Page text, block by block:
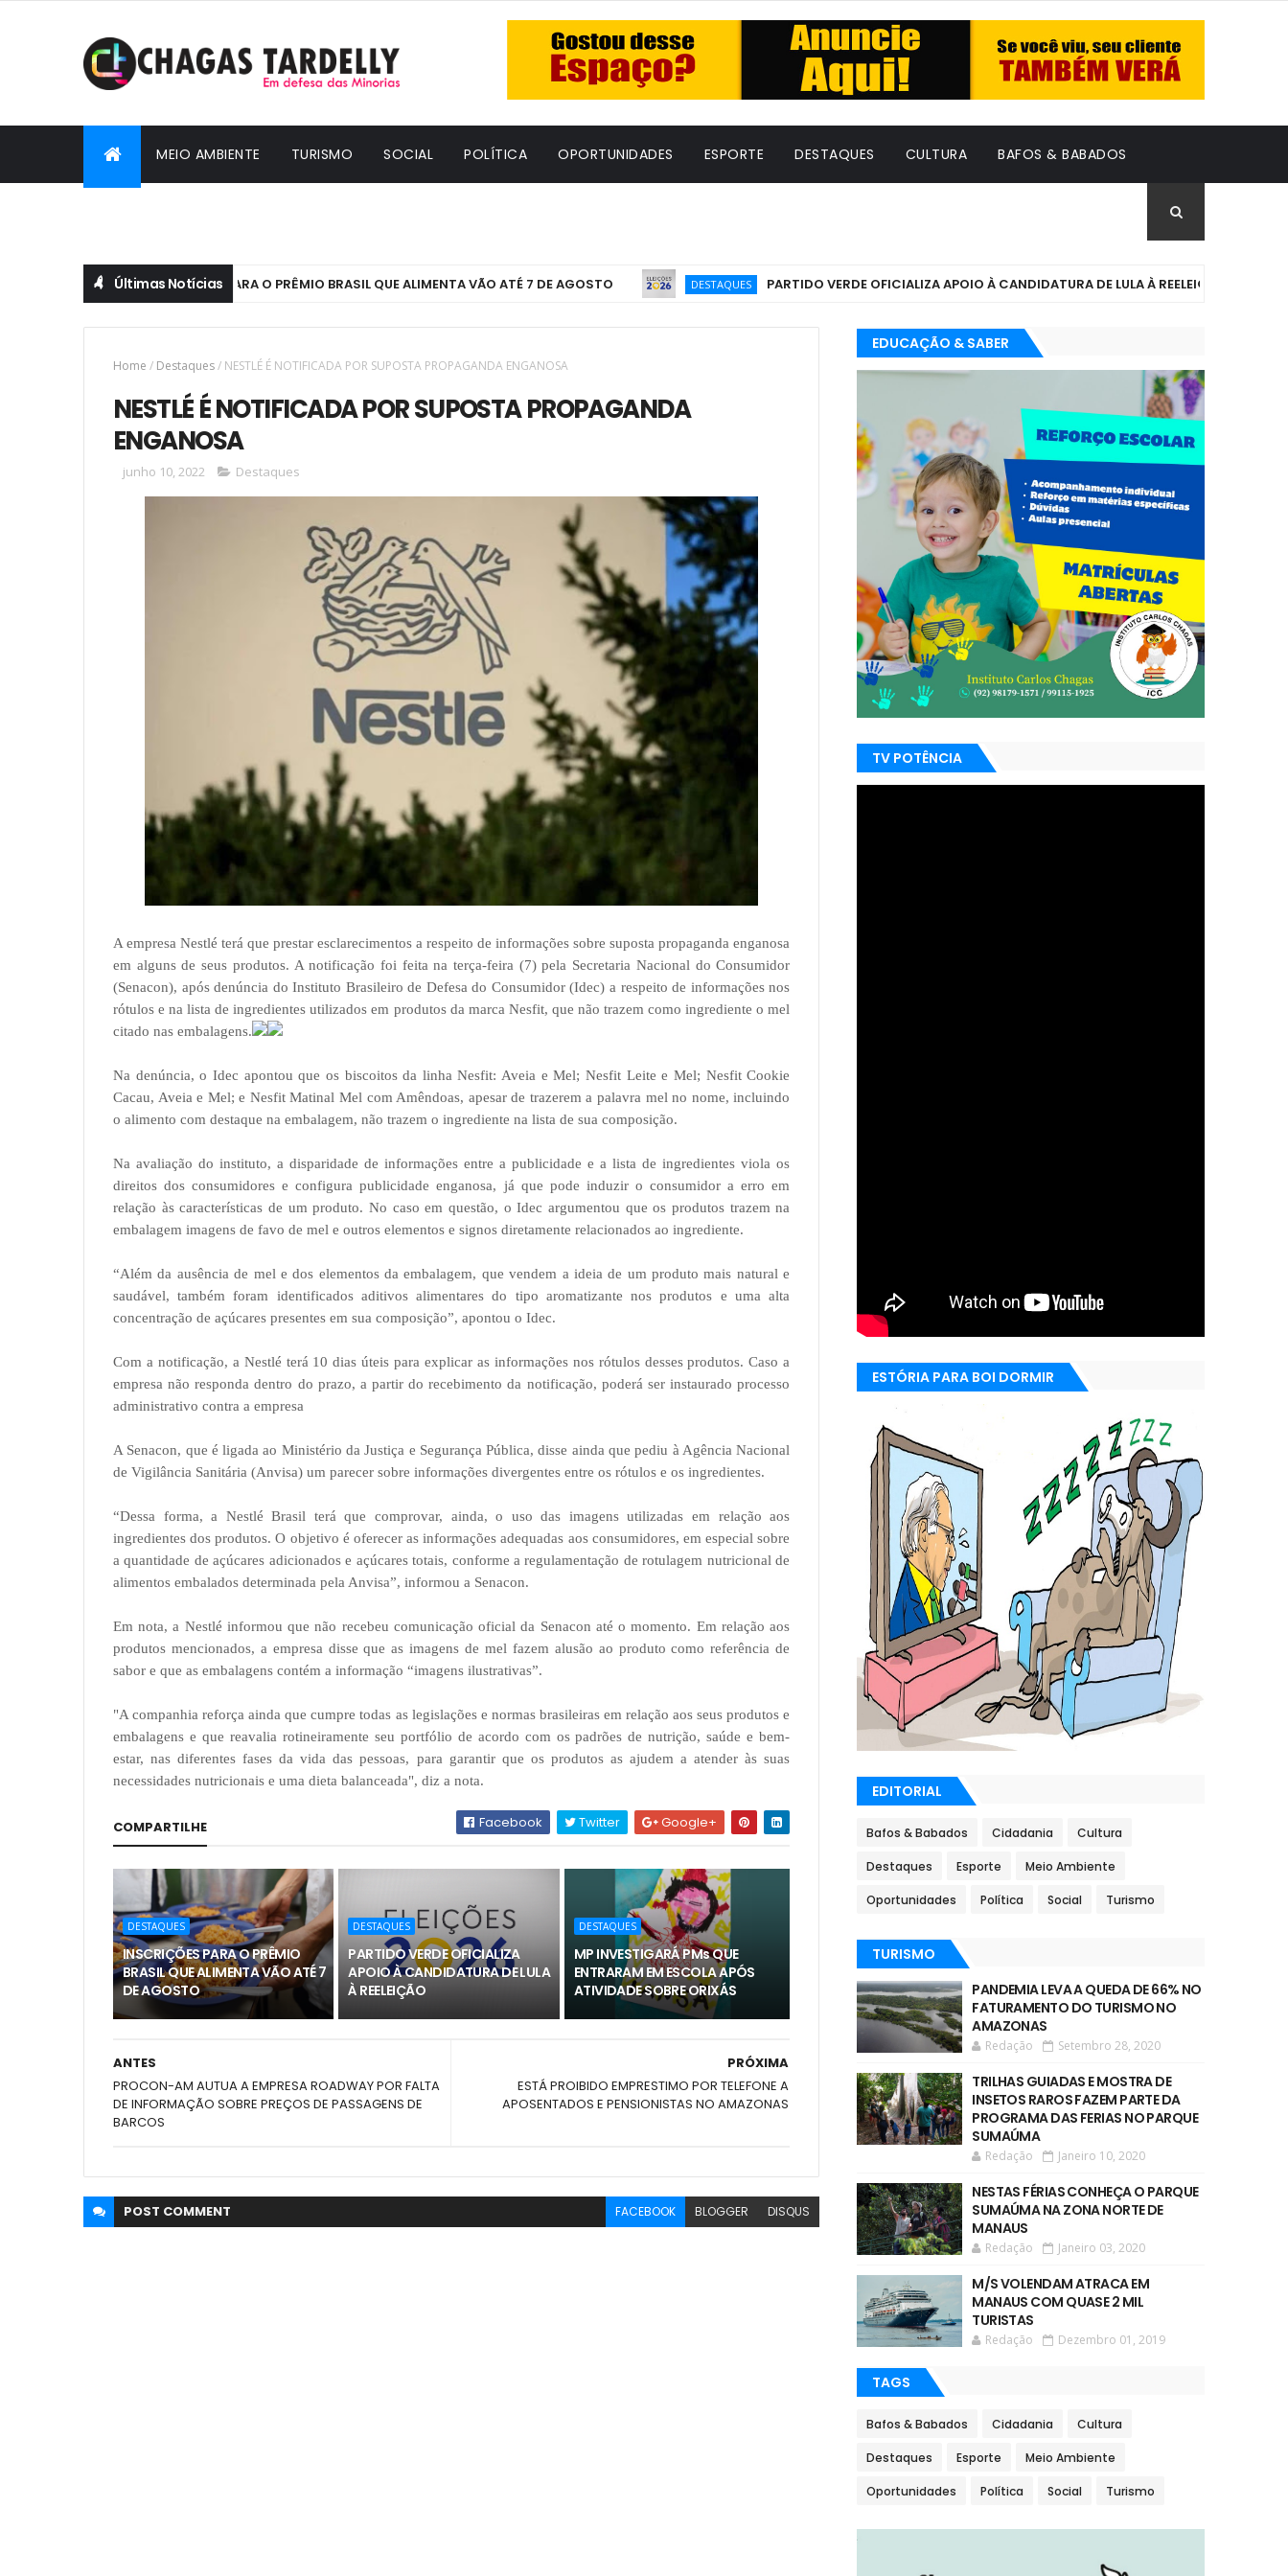
MEIO AMBIENTE TURISMO SOCIAL POLÍTICA OPORTUNIDADES ESPORTE DESTAQUES CULTURA BAFOS & BABADOS
Últimas Notícias
INSCRIÇÕES PARA O PRÊMIO BRASIL QUE ALIMENTA VÃO ATÉ 7 DE AGOSTO DESTAQUES PARTIDO VERDE OFICIALIZA APOIO À CANDIDATURA DE LULA À REELEIÇÃO
Home / Destaques/ NESTLÉ É NOTIFICADA POR SUPOSTA PROPAGANDA ENGANOSA
NESTLÉ É NOTIFICADA POR SUPOSTA PROPAGANDA
ENGANOSA
junho 10, 2022 Destaques
A empresa Nestlé terá que prestar esclarecimentos a respeito de informações sobre suposta propaganda enganosa
em alguns de seus produtos. A notificação foi feita na terça-feira (7) pela Secretaria Nacional do Consumidor
(Senacon), após denúncia do Instituto Brasileiro de Defesa do Consumidor (Idec) a respeito de informações nos
rótulos e na lista de ingredientes utilizados em produtos da marca Nesfit, que não trazem como ingrediente o mel
citado nas embalagens.
Na denúncia, o Idec apontou que os biscoitos da linha Nesfit: Aveia e Mel; Nesfit Leite e Mel; Nesfit Cookie
Cacau, Aveia e Mel; e Nesfit Matinal Mel com Amêndoas, apesar de trazerem a palavra mel no nome, incluindo
o alimento com destaque na embalagem, não trazem o ingrediente na lista de sua composição.
Na avaliação do instituto, a disparidade de informações entre a publicidade e a lista de ingredientes viola os
direitos dos consumidores e configura publicidade enganosa, já que pode induzir o consumidor a erro em
relação às características de um produto. No caso em questão, o Idec argumentou que os produtos trazem na
embalagem imagens de favo de mel e outros elementos e signos diretamente relacionados ao ingrediente.
“Além da ausência de mel e dos elementos da embalagem, que vendem a ideia de um produto mais natural e
saudável, também foram identificados aditivos alimentares do tipo aromatizante nos produtos e uma alta
concentração de açúcares presentes em sua composição”, apontou o Idec.
Com a notificação, a Nestlé terá 10 dias úteis para explicar as informações nos rótulos desses produtos. Caso a
empresa não responda dentro do prazo, a partir do recebimento da notificação, poderá ser instaurado processo
administrativo contra a empresa
A Senacon, que é ligada ao Ministério da Justiça e Segurança Pública, disse ainda que pediu à Agência Nacional
de Vigilância Sanitária (Anvisa) um parecer sobre informações divergentes entre os rótulos e os ingredientes.
“Dessa forma, a Nestlé Brasil terá que comprovar, ainda, o uso das imagens utilizadas em relação aos
ingredientes dos produtos. O objetivo é oferecer as informações adequadas aos consumidores, em especial sobre
a quantidade de açúcares adicionados e açúcares totais, conforme a regulamentação de rotulagem nutricional de
alimentos embalados determinada pela Anvisa”, informou a Senacon.
Em nota, a Nestlé informou que não recebeu comunicação oficial da Senacon até o momento. Em relação aos
produtos mencionados, a empresa disse que as imagens de mel fazem alusão ao produto como referência de
sabor e que as embalagens contém a informação “imagens ilustrativas”.
"A companhia reforça ainda que cumpre todas as legislações e normas brasileiras em relação aos seus produtos e
embalagens e que reavalia rotineiramente seu portfólio de acordo com os padrões de nutrição, saúde e bem-
estar, nas diferentes fases da vida das pessoas, para garantir que os produtos as ajudem a atender às suas
necessidades nutricionais e uma dieta balanceada", diz a nota.
COMPARTILHE Facebook Twitter Google+
DESTAQUES
INSCRIÇÕES PARA O PRÊMIO
BRASIL QUE ALIMENTA VÃO ATÉ 7
DE AGOSTO
DESTAQUES
PARTIDO VERDE OFICIALIZA
APOIO À CANDIDATURA DE LULA
À REELEIÇÃO
DESTAQUES
MP INVESTIGARÁ PMs QUE
ENTRARAM EM ESCOLA APÓS
ATIVIDADE SOBRE ORIXÁS
PRÓXIMA
ESTÁ PROIBIDO EMPRESTIMO POR TELEFONE A
APOSENTADOS E PENSIONISTAS NO AMAZONAS
ANTES
PROCON-AM AUTUA A EMPRESA ROADWAY POR FALTA
DE INFORMAÇÃO SOBRE PREÇOS DE PASSAGENS DE
BARCOS
POST COMMENT FACEBOOK BLOGGER DISQUS
EDUCAÇÃO & SABER
TV POTÊNCIA
ESTÓRIA PARA BOI DORMIR
EDITORIAL
Bafos & Babados Cidadania Cultura
Destaques Esporte Meio Ambiente
Oportunidades Política Social Turismo
TURISMO
PANDEMIA LEVA A QUEDA DE 66% NO
FATURAMENTO DO TURISMO NO
AMAZONAS
Redação Setembro 28, 2020
TRILHAS GUIADAS E MOSTRA DE
INSETOS RAROS FAZEM PARTE DA
PROGRAMA DAS FERIAS NO PARQUE
SUMAÚMA
Redação Janeiro 10, 2020
NESTAS FÉRIAS CONHEÇA O PARQUE
SUMAÚMA NA ZONA NORTE DE
MANAUS
Redação Janeiro 03, 2020
M/S VOLENDAM ATRACA EM
MANAUS COM QUASE 2 MIL
TURISTAS
Redação Dezembro 01, 2019
TAGS
Bafos & Babados Cidadania Cultura
Destaques Esporte Meio Ambiente
Oportunidades Política Social Turismo